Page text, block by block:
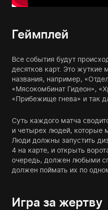
Геймплей
Все события будут
десятков карт. Это
названия, например,
«Мясокомбинат Гидеон»,
«Прибежище гнева» и так
Суть каждого матча
и четырех людей, которые
Люди должны запустить
4 на карте, и открыть
очередь, должен любыми
должен поймать их по
Игра за жертву